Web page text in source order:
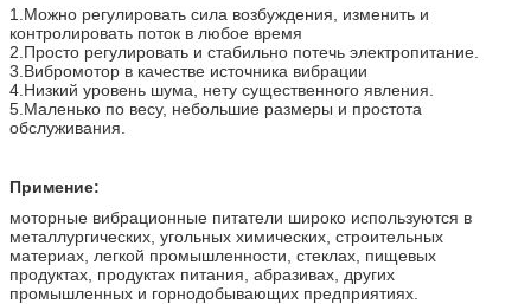
1.Можно регулировать сила возбуждения, изменить и
контролировать поток в любое время
2.Просто регулировать и стабильно потечь электропитание.
3.Вибромотор в качестве источника вибрации
4.Низкий уровень шума, нету существенного явления.
5.Маленько по весу, небольшие размеры и простота
обслуживания.
Примение:
моторные вибрационные питатели широко используются в
металлургических, угольных химических, строительных
материах, легкой промышленности, стеклах, пищевых
продуктах, продуктах питания, абразивах, других
промышленных и горнодобывающих предприятиях.